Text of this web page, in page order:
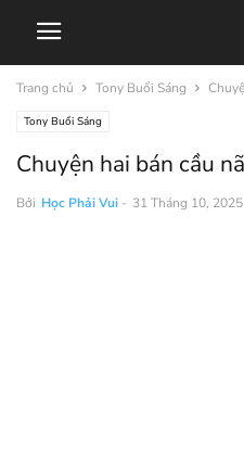
Trang chủ Tony Buổi Sáng
Tony Buổi Sáng
Chuyện hai bán cầu
Bởi Học Phải Vui - 31 Tháng 10, 2025